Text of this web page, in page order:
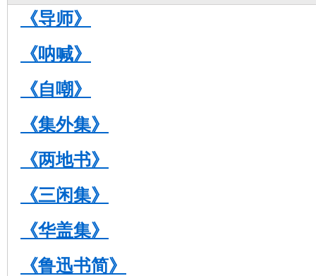
《导师》
《呐喊》
《自嘲》
《集外集》
《两地书》
《三闲集》
《华盖集》
《鲁迅书简》